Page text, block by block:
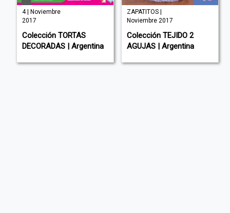
4 | Noviembre
2017
Colección TORTAS
DECORADAS | Argentina
ZAPATITOS |
Noviembre 2017
Colección TEJIDO 2
AGUJAS | Argentina